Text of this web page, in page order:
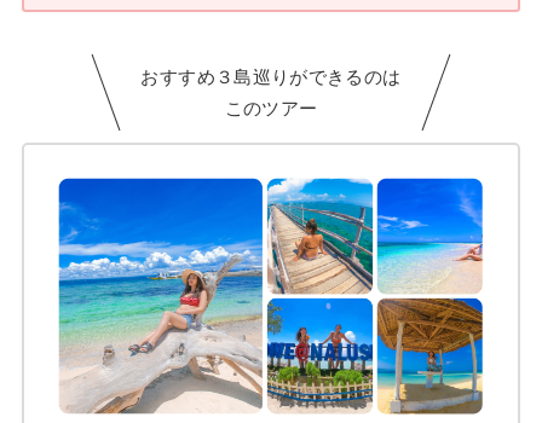
おすすめ３島巡りができるのは
このツアー